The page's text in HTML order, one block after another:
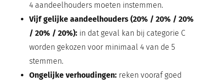
4 aandeelhouders moeten instemmen.
Vijf gelijke aandeelhouders (20% / 20% / 20%
/ 20% / 20%): in dat geval kan bij categorie C
worden gekozen voor minimaal 4 van de 5
stemmen.
Ongelijke verhoudingen: reken vooraf goed